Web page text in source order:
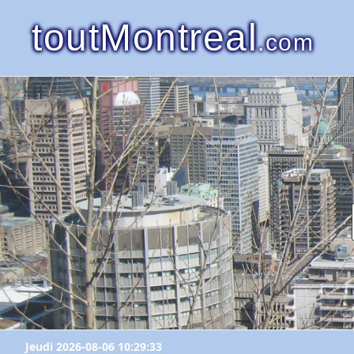
toutMontreal.com
Jeudi 2026-08-06 10:29:33